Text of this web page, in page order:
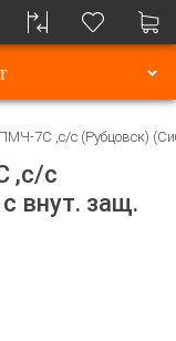
7С ,с/с (Рубцовск)
,с/с
внут. защ.